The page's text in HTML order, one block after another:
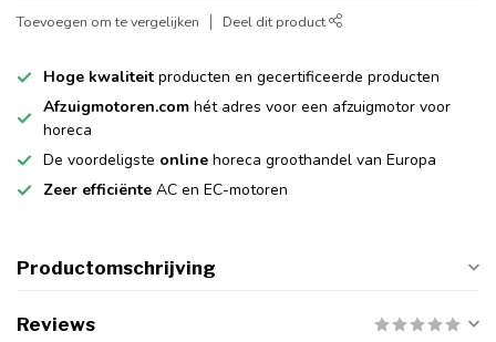
Toevoegen om te vergelijken Deel dit product
Hoge kwaliteit producten en gecertificeerde producten
Afzuigmotoren.com hét adres voor een afzuigmotor voor
horeca
De voordeligste online horeca groothandel van Europa
Zeer efficiënte AC en EC-motoren
Productomschrijving
Reviews